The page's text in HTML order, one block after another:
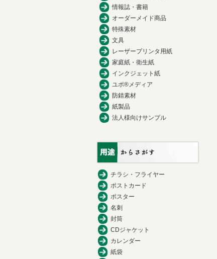
情報誌・書籍
オーダーメイド商品
特殊素材
文具
レーザープリンタ用紙
家庭紙・衛生紙
インクジェット紙
ユポ®メディア
防錆素材
紙製品
法人様向けサンプル
チラシ・フライヤー
ポストカード
ポスター
名刺
封筒
CDジャケット
カレンダー
紙袋